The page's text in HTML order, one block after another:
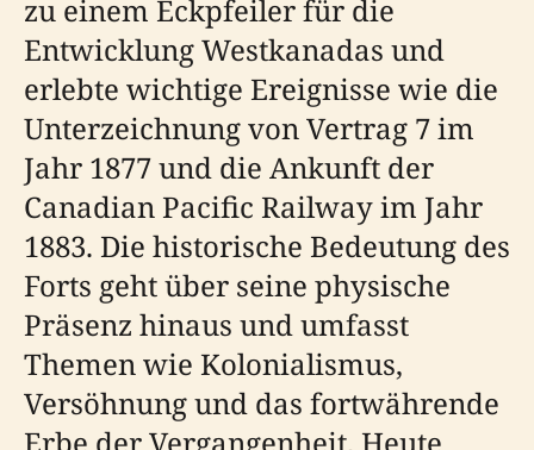
zu einem Eckpfeiler für die
Entwicklung Westkanadas und
erlebte wichtige Ereignisse wie die
Unterzeichnung von Vertrag 7 im
Jahr 1877 und die Ankunft der
Canadian Pacific Railway im Jahr
1883. Die historische Bedeutung des
Forts geht über seine physische
Präsenz hinaus und umfasst
Themen wie Kolonialismus,
Versöhnung und das fortwährende